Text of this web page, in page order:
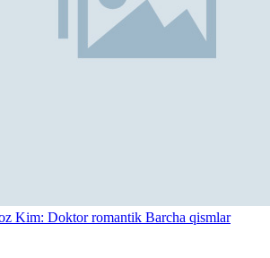
Kim: Doktor romantik Barcha qismlar